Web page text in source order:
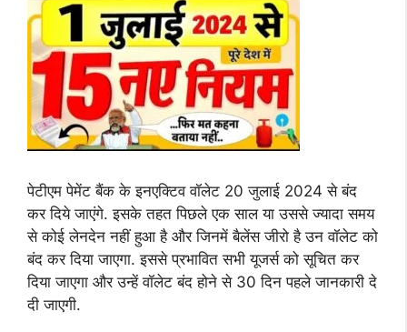
पेटीएम पेमेंट बैंक के इनएक्टिव वॉलेट 20 जुलाई 2024 से बंद
कर दिये जाएंगे. इसके तहत पिछले एक साल या उससे ज्यादा समय
से कोई लेनदेन नहीं हुआ है और जिनमें बैलेंस जीरो है उन वॉलेट को
बंद कर दिया जाएगा. इससे प्रभावित सभी यूजर्स को सूचित कर
दिया जाएगा और उन्हें वॉलेट बंद होने से 30 दिन पहले जानकारी दे
दी जाएगी.